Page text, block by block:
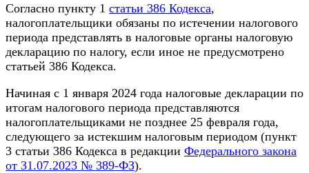
Согласно пункту 1 статьи 386 Кодекса,
налогоплательщики обязаны по истечении налогового
периода представлять в налоговые органы налоговую
декларацию по налогу, если иное не предусмотрено
статьей 386 Кодекса.
Начиная с 1 января 2024 года налоговые декларации по
итогам налогового периода представляются
налогоплательщиками не позднее 25 февраля года,
следующего за истекшим налоговым периодом (пункт
3 статьи 386 Кодекса в редакции Федерального закона
от 31.07.2023 № 389-ФЗ).